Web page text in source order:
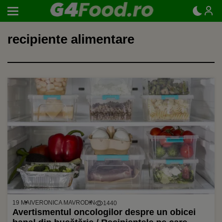
recipiente alimentare
19 MAI VERONICA MAVRODIN 1440
Avertismentul oncologilor despre un obicei